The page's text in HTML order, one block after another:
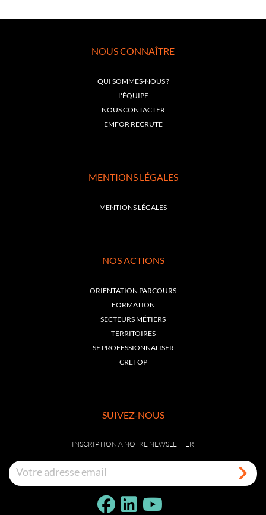
NOUS CONNAÎTRE
QUI SOMMES-NOUS ?
L'ÉQUIPE
NOUS CONTACTER
EMFOR RECRUTE
MENTIONS LÉGALES
MENTIONS LÉGALES
NOS ACTIONS
ORIENTATION PARCOURS
FORMATION
SECTEURS MÉTIERS
TERRITOIRES
SE PROFESSIONNALISER
CREFOP
SUIVEZ-NOUS
INSCRIPTION À NOTRE NEWSLETTER